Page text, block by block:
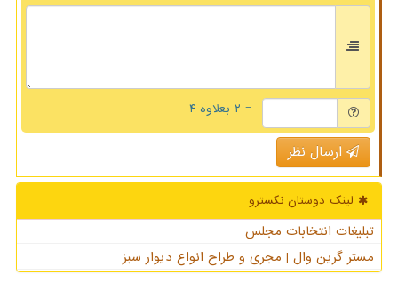
= ۲ بعلاوه ۴
ارسال نظر
لینک دوستان نكسترو
تبلیغات انتخابات مجلس
مستر گرین وال | مجری و طراح انواع دیوار سبز